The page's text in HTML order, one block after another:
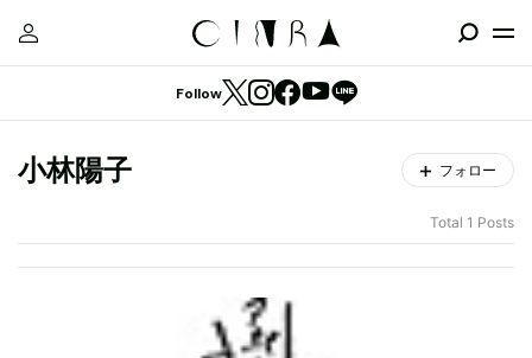
Follow
小林陽子 フォロー
Total 1 Posts